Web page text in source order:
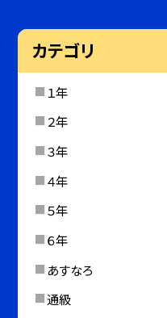
カテゴリ
１年
２年
３年
４年
５年
６年
あすなろ
通級